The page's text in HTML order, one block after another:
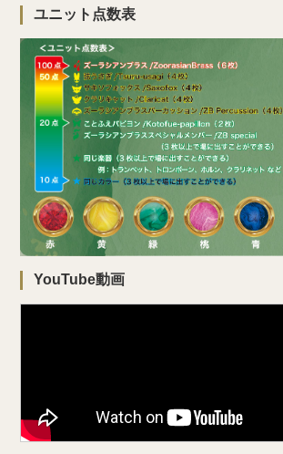
ユニット点数表
YouTube動画